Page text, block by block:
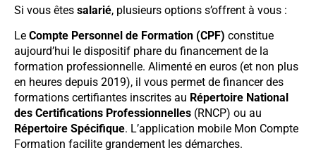
Si vous êtes salarié, plusieurs options s’offrent à vous :
Le Compte Personnel de Formation (CPF) constitue
aujourd’hui le dispositif phare du financement de la
formation professionnelle. Alimenté en euros (et non plus
en heures depuis 2019), il vous permet de financer des
formations certifiantes inscrites au Répertoire National
des Certifications Professionnelles (RNCP) ou au
Répertoire Spécifique. L’application mobile Mon Compte
Formation facilite grandement les démarches.